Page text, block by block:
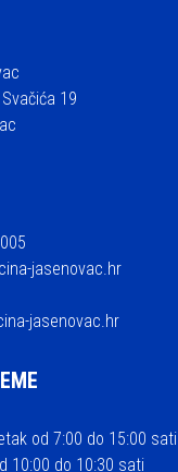
19
jasenovac.hr
jasenovac.hr
od 7:00 do 15:00 sati
10:00 do 10:30 sati